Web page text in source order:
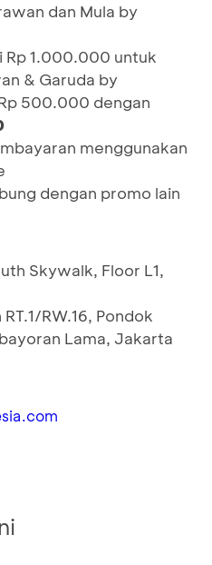
dan Mula by
Rp 1.000.000 untuk
& Garuda by
500.000 dengan
menggunakan
dengan promo lain
Skywalk, Floor L1,
RW.16, Pondok
Lama, Jakarta